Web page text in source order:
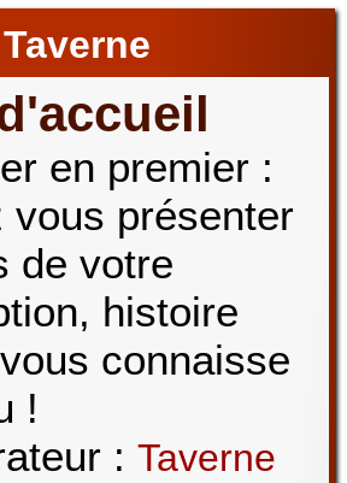
Taverne
en premier :
vous présenter
de votre
histoire
connaisse
!
: Taverne